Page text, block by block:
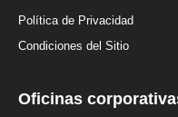
Política de Privacidad
Condiciones del Sitio
Oficinas